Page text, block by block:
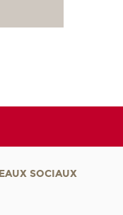
SOCIAUX